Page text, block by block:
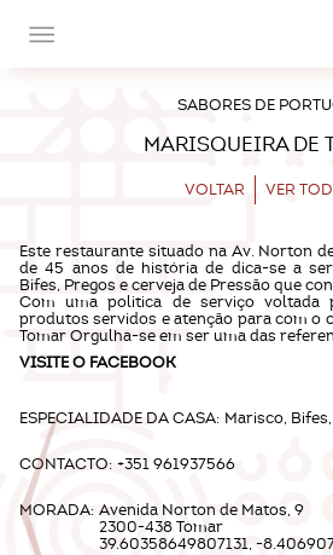
SABORES DE
MARISQUEIRA DE
VOLTAR VER
Este restaurante situado na Av. Norton
de 45 anos de história de dica-se a
Bifes, Pregos e cerveja de Pressão que
Com uma politica de serviço voltada
produtos servidos e atenção para com o
Tomar Orgulha-se em ser uma das
VISITE O FACEBOOK
ESPECIALIDADE DA CASA: Marisco,
CONTACTO: +351 961937566
MORADA: Avenida Norton de Matos, 9
2300-438 Tomar
39.60358649807131, -